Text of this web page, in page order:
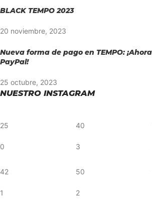
BLACK TEMPO 2023
20 noviembre, 2023
Nueva forma de pago en TEMPO:
PayPal!
25 octubre, 2023
NUESTRO INSTAGRAM
25
0
40
3
42
1
50
2